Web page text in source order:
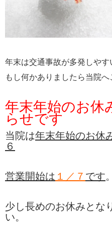
年末は交通事故が多発しやす
もし何かありましたら当院
年末年始のお休
らせです
当院は年末年始のお
６
営業開始は １ ／７ です。
少し長めのお休みとな
い。